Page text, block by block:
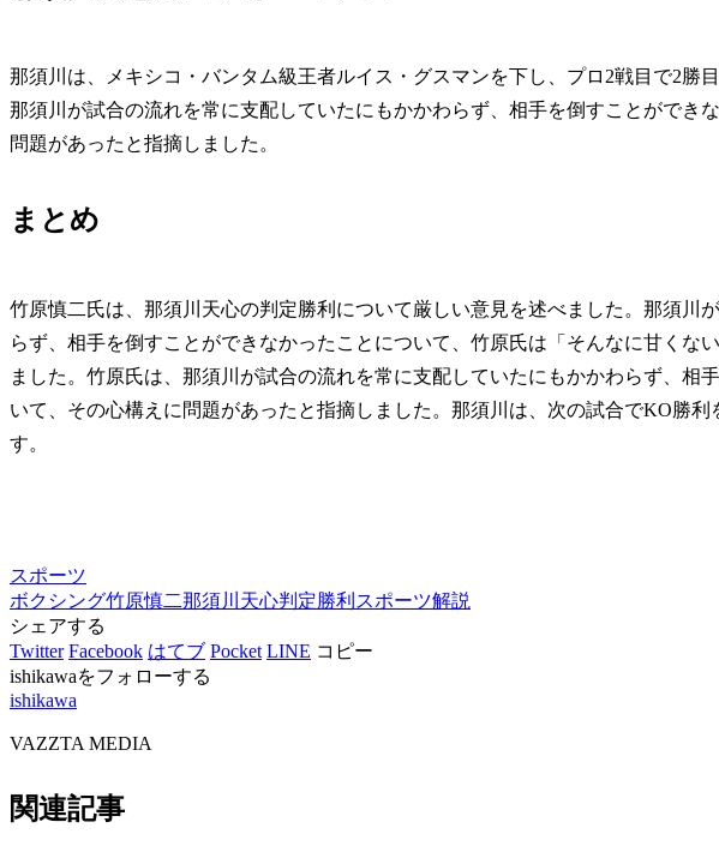
那須川は、メキシコ・バンタム級王者ルイス・グスマンを下し、プロ2戦目で2勝
那須川が試合の流れを常に支配していたにもかかわらず、相手を倒すことができ
問題があったと指摘しました。
まとめ
竹原慎二氏は、那須川天心の判定勝利について厳しい意見を述べました。那須川
らず、相手を倒すことができなかったことについて、竹原氏は「そんなに甘くな
ました。竹原氏は、那須川が試合の流れを常に支配していたにもかかわらず、相
いて、その心構えに問題があったと指摘しました。那須川は、次の試合でKO勝利
す。
スポーツ
ボクシング竹原慎二那須川天心判定勝利 スポーツ解説
シェアする
Twitter Facebook はてブ Pocket LINE コピー
ishikawaをフォローする
ishikawa
VAZZTA MEDIA
関連記事